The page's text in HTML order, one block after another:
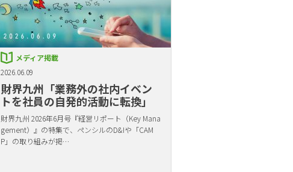
メディア掲載
2026.06.09
財界九州「業務外の社内イベン
トを社員の自発的活動に転換」
財界九州 2026年6月号『経営リポート（Key Mana
gement）』の特集で、ペンシルのD&Iや「CAM
P」の取り組みが掲…